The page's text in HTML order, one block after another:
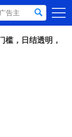
槛，日结透明，